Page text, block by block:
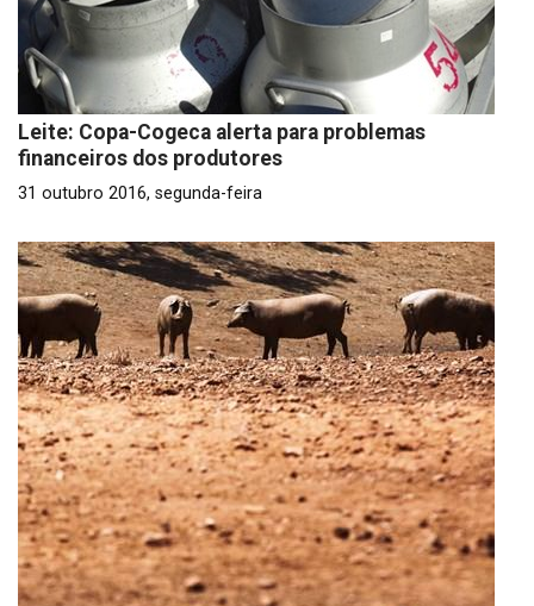
Leite: Copa-Cogeca alerta para problemas
financeiros dos produtores
31 outubro 2016, segunda-feira